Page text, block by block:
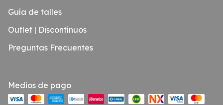
Guía de talles
Outlet | Discontínuos
Preguntas Frecuentes
Medios de pago